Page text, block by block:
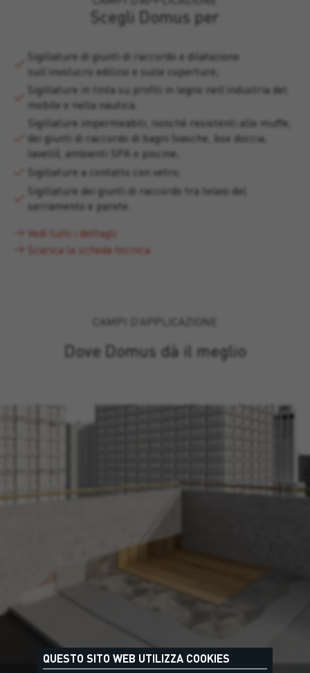
Scegli Domus per
Sigillature di giunti di raccordo e dilatazione
sull’involucro edilizio e sulle coperture;
Sigillature in tinta su profili in legno nell’industria del
mobile e nella nautica.
Sigillature impermeabili, nonché resistenti alle muffe,
dei giunti di raccordo di bagni (vasche, box doccia,
lavelli), ambienti SPA e piscine;
Sigillature a contatto con vetro;
Sigillature dei giunti di raccordo tra telaio del
serramento e parete.
Vedi tutti i dettagli
Scarica la scheda tecnica
CAMPI D’APPLICAZIONE
Dove Domus dà il meglio
QUESTO SITO WEB UTILIZZA COOKIES